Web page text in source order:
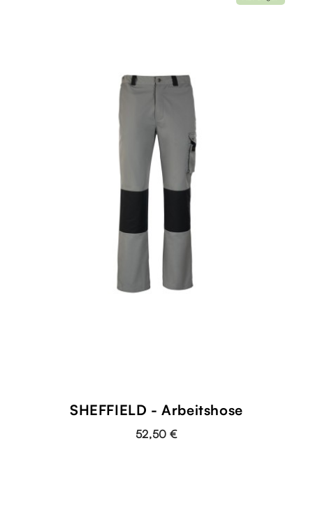
SHEFFIELD - Arbeitshose
52,50 €